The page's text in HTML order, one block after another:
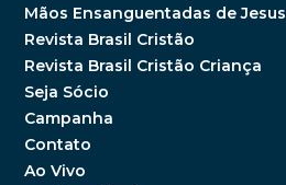
Mãos Ensanguentadas de Jesus
Revista Brasil Cristão
Revista Brasil Cristão Criança
Seja Sócio
Campanha
Contato
Ao Vivo